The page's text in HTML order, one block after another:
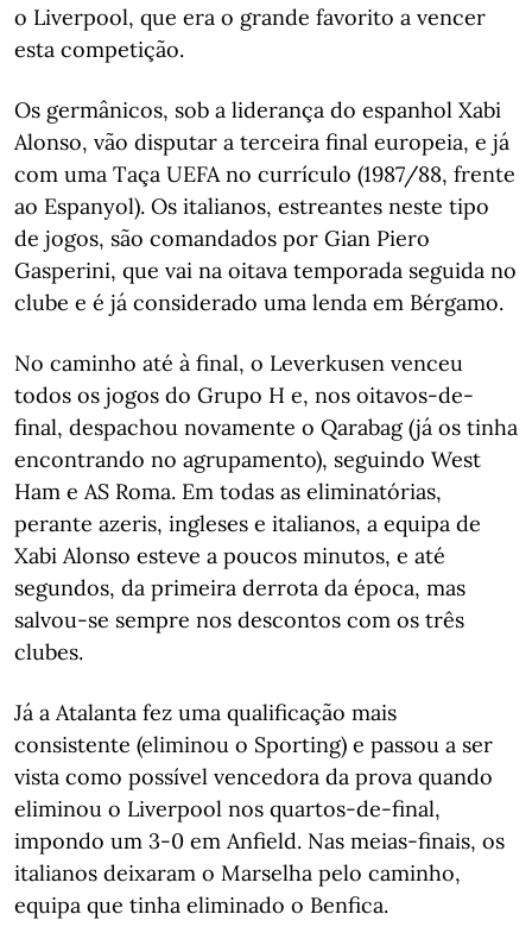
o Liverpool, que era o grande favorito a vencer
esta competição.
Os germânicos, sob a liderança do espanhol Xabi
Alonso, vão disputar a terceira final europeia, e já
com uma Taça UEFA no currículo (1987/88, frente
ao Espanyol). Os italianos, estreantes neste tipo
de jogos, são comandados por Gian Piero
Gasperini, que vai na oitava temporada seguida no
clube e é já considerado uma lenda em Bérgamo.
No caminho até à final, o Leverkusen venceu
todos os jogos do Grupo H e, nos oitavos-de-
final, despachou novamente o Qarabag (já os tinha
encontrando no agrupamento), seguindo West
Ham e AS Roma. Em todas as eliminatórias,
perante azeris, ingleses e italianos, a equipa de
Xabi Alonso esteve a poucos minutos, e até
segundos, da primeira derrota da época, mas
salvou-se sempre nos descontos com os três
clubes.
Já a Atalanta fez uma qualificação mais
consistente (eliminou o Sporting) e passou a ser
vista como possível vencedora da prova quando
eliminou o Liverpool nos quartos-de-final,
impondo um 3-0 em Anfield. Nas meias-finais, os
italianos deixaram o Marselha pelo caminho,
equipa que tinha eliminado o Benfica.